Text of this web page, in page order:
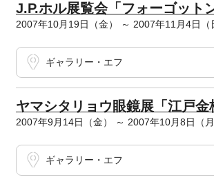
J.P.ホル展覧会「フォーゴットン
2007年10月19日（金） ～ 2007年11月4日（
ギャラリー・エフ
ヤマシタリョウ眼鏡展「江戸金
2007年9月14日（金） ～ 2007年10月8日（月
ギャラリー・エフ